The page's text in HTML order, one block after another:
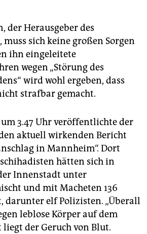
der Herausgeber des
, muss sich keine großen Sorgen
ihn eingeleitete
wegen „Störung des
wird wohl ergeben, dass
strafbar gemacht.
3.47 Uhr veröffentlichte der
aktuell wirkenden Bericht
in Mannheim“. Dort
hätten sich in
Innenstadt unter
und mit Macheten 136
darunter elf Polizisten. „Überall
leblose Körper auf dem
liegt der Geruch von Blut.